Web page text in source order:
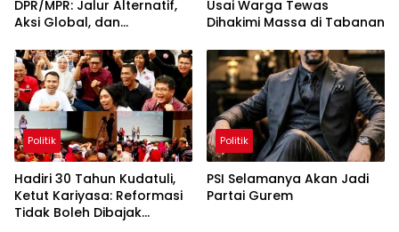
DPR/MPR: Jalur Alternatif,
Aksi Global, dan
Agustus 2026
Usai Warga Tewas
Dihakimi Massa di Tabanan
Politik
Hadiri 30 Tahun Kudatuli,
Ketut Kariyasa: Reformasi
Tidak Boleh Dibajak
Politik
PSI Selamanya Akan Jadi
Partai Gurem